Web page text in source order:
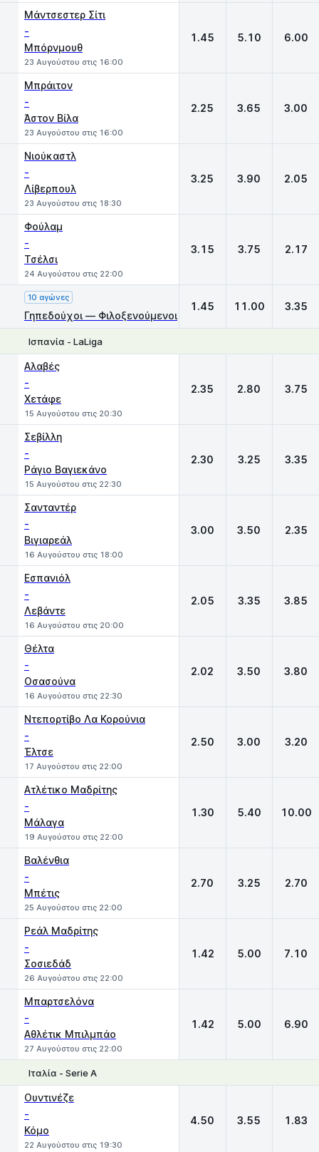
Μάντσεστερ Σίτι
-
Μπόρνμουθ
23 Αυγούστου στις 16:00
1.45 5.10 6.00
Μπράιτον
-
Άστον Βίλα
23 Αυγούστου στις 16:00
2.25 3.65 3.00
Νιούκαστλ
-
Λίβερπουλ
23 Αυγούστου στις 18:30
3.25 3.90 2.05
Φούλαμ
-
Τσέλσι
24 Αυγούστου στις 22:00
3.15 3.75 2.17
10 αγώνες
Γηπεδούχοι — Φιλοξενούμενοι
1.45 11.00 3.35
Ισπανία - LaLiga
Αλαβές
-
Χετάφε
15 Αυγούστου στις 20:30
2.35 2.80 3.75
Σεβίλλη
-
Ράγιο Βαγιεκάνο
15 Αυγούστου στις 22:30
2.30 3.25 3.35
Σανταντέρ
-
Βιγιαρεάλ
16 Αυγούστου στις 18:00
3.00 3.50 2.35
Εσπανιόλ
-
Λεβάντε
16 Αυγούστου στις 20:00
2.05 3.35 3.85
Θέλτα
-
Οσασούνα
16 Αυγούστου στις 22:30
2.02 3.50 3.80
Ντεπορτίβο Λα Κορούνια
-
Έλτσε
17 Αυγούστου στις 22:00
2.50 3.00 3.20
Ατλέτικο Μαδρίτης
-
Μάλαγα
19 Αυγούστου στις 22:00
1.30 5.40 10.00
Βαλένθια
-
Μπέτις
25 Αυγούστου στις 22:00
2.70 3.25 2.70
Ρεάλ Μαδρίτης
-
Σοσιεδάδ
26 Αυγούστου στις 22:00
1.42 5.00 7.10
Μπαρτσελόνα
-
Αθλέτικ Μπιλμπάο
27 Αυγούστου στις 22:00
1.42 5.00 6.90
Ιταλία - Serie A
Ουντινέζε
-
Κόμο
22 Αυγούστου στις 19:30
4.50 3.55 1.83